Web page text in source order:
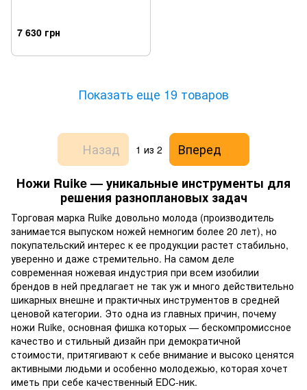
7 630 грн
Показать еще 19 товаров
Назад 1 из 2
Вперед
Ножи Ruike — уникальные инструменты для
решения разноплановых задач
Торговая марка Ruike довольно молода (производитель
занимается выпуском ножей немногим более 20 лет), но
покупательский интерес к ее продукции растет стабильно,
уверенно и даже стремительно. На самом деле
современная ножевая индустрия при всем изобилии
брендов в ней предлагает не так уж и много действительно
шикарных внешне и практичных инструментов в средней
ценовой категории. Это одна из главных причин, почему
ножи Ruike, основная фишка которых — бескомпромиссное
качество и стильный дизайн при демократичной
стоимости, притягивают к себе внимание и высоко ценятся
активными людьми и особенно молодежью, которая хочет
иметь при себе качественный EDC-ник.